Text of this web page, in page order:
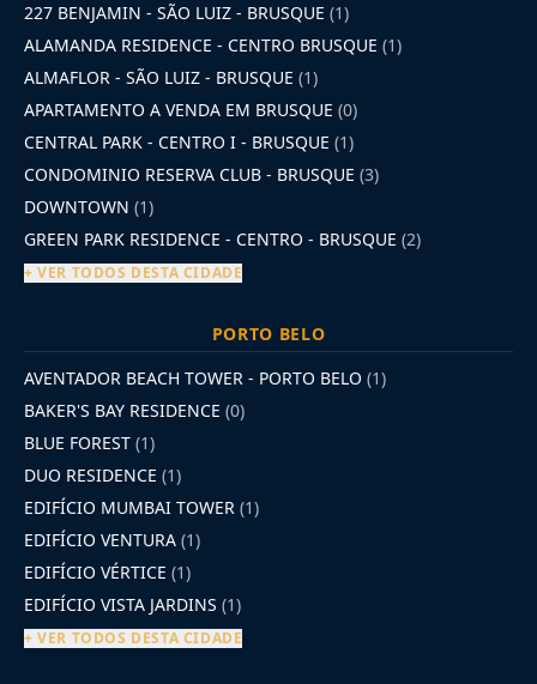
227 BENJAMIN - SÃO LUIZ - BRUSQUE (1)
ALAMANDA RESIDENCE - CENTRO BRUSQUE (1)
ALMAFLOR - SÃO LUIZ - BRUSQUE (1)
APARTAMENTO A VENDA EM BRUSQUE (0)
CENTRAL PARK - CENTRO I - BRUSQUE (1)
CONDOMINIO RESERVA CLUB - BRUSQUE (3)
DOWNTOWN (1)
GREEN PARK RESIDENCE - CENTRO - BRUSQUE (2)
+ VER TODOS DESTA CIDADE
PORTO BELO
AVENTADOR BEACH TOWER - PORTO BELO (1)
BAKER'S BAY RESIDENCE (0)
BLUE FOREST (1)
DUO RESIDENCE (1)
EDIFÍCIO MUMBAI TOWER (1)
EDIFÍCIO VENTURA (1)
EDIFÍCIO VÉRTICE (1)
EDIFÍCIO VISTA JARDINS (1)
+ VER TODOS DESTA CIDADE